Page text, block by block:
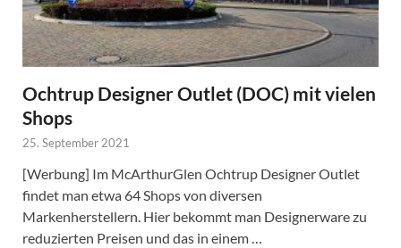
Ochtrup Designer Outlet (DOC) mit vielen
Shops
25. September 2021
[Werbung] Im McArthurGlen Ochtrup Designer Outlet
findet man etwa 64 Shops von diversen
Markenherstellern. Hier bekommt man Designerware zu
reduzierten Preisen und das in einem …